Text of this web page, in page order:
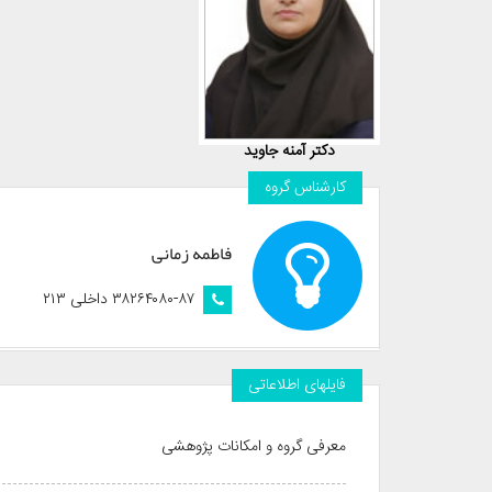
دکتر آمنه جاوید
کارشناس گروه
فاطمه زمانی
۳۸۲۶۴۰۸۰-۸۷ داخلی ۲۱۳
فایلهای اطلاعاتی
معرفی گروه و امکانات پژوهشی